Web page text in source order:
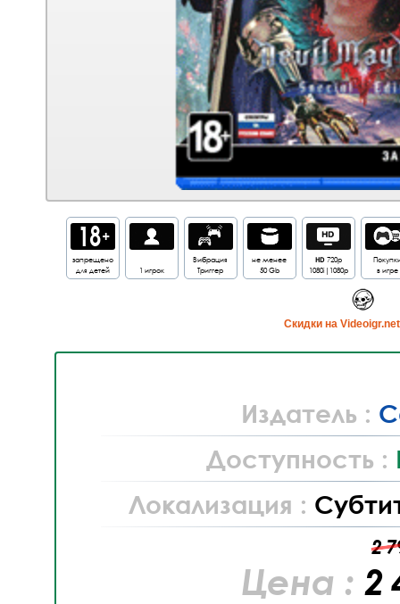
запрещено
для детей
1 игрок
Вибрация
Триггер
не менее
50 Gb
HD720p
1080i|1080p
в игре
Cкидки на
Издатель :
Доступность :
Локализация :
2
Цена : 2